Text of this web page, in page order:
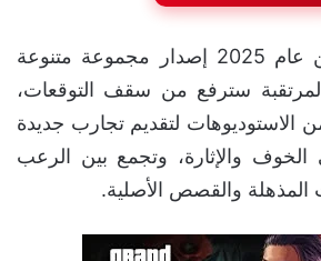
سيشهد ما تبقى من عام 2025 إصدار مجموعة متنوعة
سترفع من سقف التوقعات،
الاستوديوهات لتقديم تجارب جديدة
والإثارة، وتجمع بين الرعب
المذهلة والقصص الأصلية.